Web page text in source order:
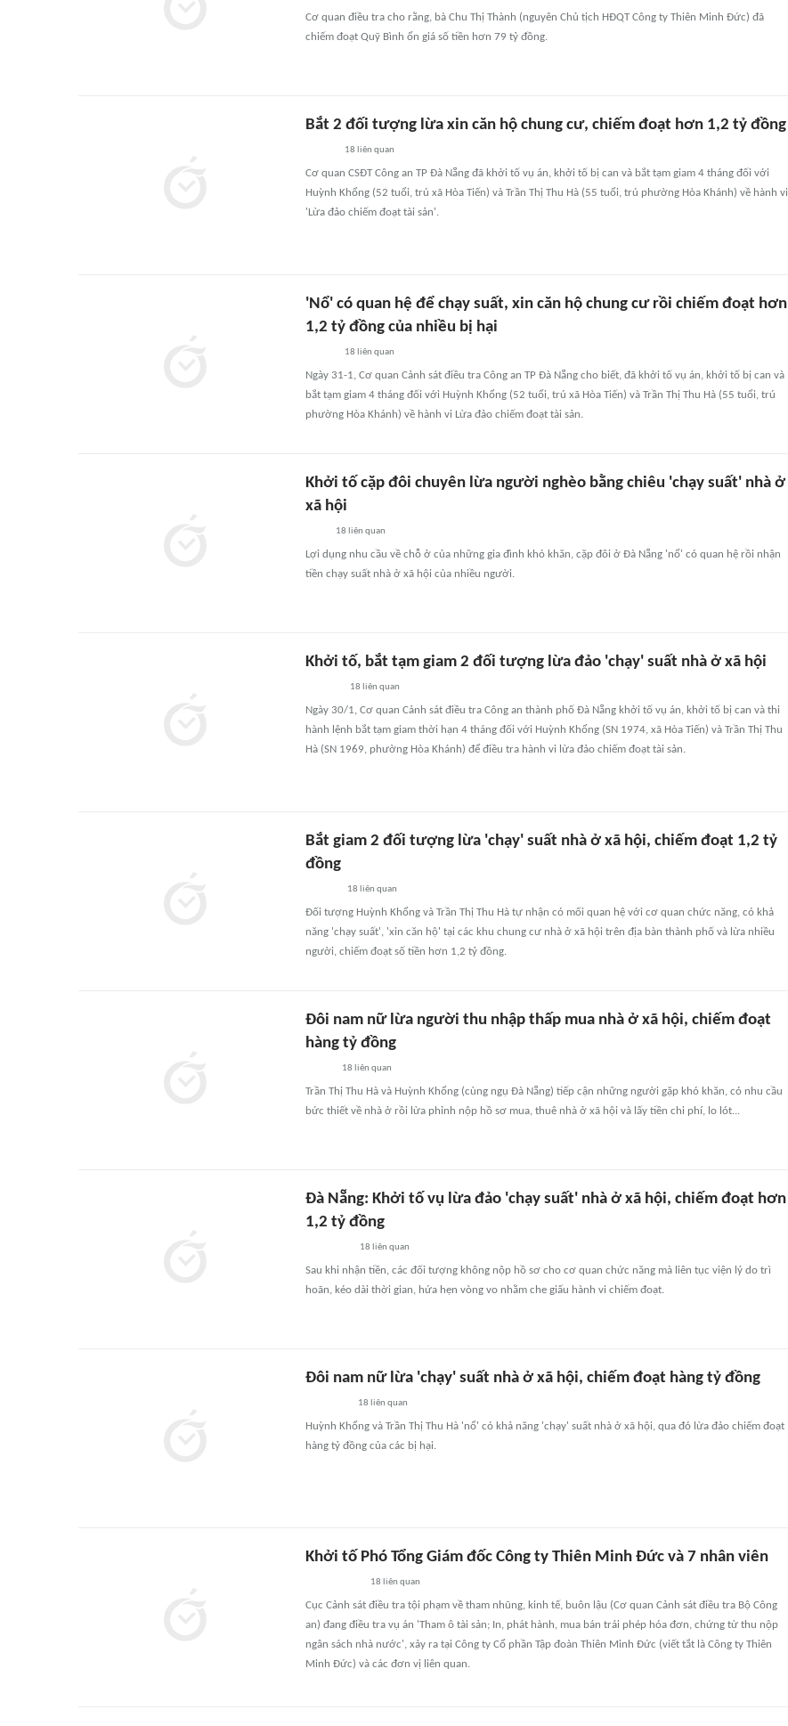
Cơ quan điều tra cho rằng, bà Chu Thị Thành (nguyên Chủ tịch HĐQT Công ty Thiên Minh Đức) đã
chiếm đoạt Quỹ Bình ổn giá số tiền hơn 79 tỷ đồng.
Bắt 2 đối tượng lừa xin căn hộ chung cư, chiếm đoạt hơn 1,2 tỷ đồng
18 liên quan
Cơ quan CSĐT Công an TP Đà Nẵng đã khởi tố vụ án, khởi tố bị can và bắt tạm giam 4 tháng đối với
Huỳnh Khổng (52 tuổi, trú xã Hòa Tiến) và Trần Thị Thu Hà (55 tuổi, trú phường Hòa Khánh) về hành vi
'Lừa đảo chiếm đoạt tài sản'.
'Nổ' có quan hệ để chạy suất, xin căn hộ chung cư rồi chiếm đoạt hơn
1,2 tỷ đồng của nhiều bị hại
18 liên quan
Ngày 31-1, Cơ quan Cảnh sát điều tra Công an TP Đà Nẵng cho biết, đã khởi tố vụ án, khởi tố bị can và
bắt tạm giam 4 tháng đối với Huỳnh Khổng (52 tuổi, trú xã Hòa Tiến) và Trần Thị Thu Hà (55 tuổi, trú
phường Hòa Khánh) về hành vi Lừa đảo chiếm đoạt tài sản.
Khởi tố cặp đôi chuyên lừa người nghèo bằng chiêu 'chạy suất' nhà ở
xã hội
18 liên quan
Lợi dụng nhu cầu về chỗ ở của những gia đình khó khăn, cặp đôi ở Đà Nẵng 'nổ' có quan hệ rồi nhận
tiền chạy suất nhà ở xã hội của nhiều người.
Khởi tố, bắt tạm giam 2 đối tượng lừa đảo 'chạy' suất nhà ở xã hội
18 liên quan
Ngày 30/1, Cơ quan Cảnh sát điều tra Công an thành phố Đà Nẵng khởi tố vụ án, khởi tố bị can và thi
hành lệnh bắt tạm giam thời hạn 4 tháng đối với Huỳnh Khổng (SN 1974, xã Hòa Tiến) và Trần Thị Thu
Hà (SN 1969, phường Hòa Khánh) để điều tra hành vi lừa đảo chiếm đoạt tài sản.
Bắt giam 2 đối tượng lừa 'chạy' suất nhà ở xã hội, chiếm đoạt 1,2 tỷ
đồng
18 liên quan
Đối tượng Huỳnh Khổng và Trần Thị Thu Hà tự nhận có mối quan hệ với cơ quan chức năng, có khả
năng 'chạy suất', 'xin căn hộ' tại các khu chung cư nhà ở xã hội trên địa bàn thành phố và lừa nhiều
người, chiếm đoạt số tiền hơn 1,2 tỷ đồng.
Đôi nam nữ lừa người thu nhập thấp mua nhà ở xã hội, chiếm đoạt
hàng tỷ đồng
18 liên quan
Trần Thị Thu Hà và Huỳnh Khổng (cùng ngụ Đà Nẵng) tiếp cận những người gặp khó khăn, có nhu cầu
bức thiết về nhà ở rồi lừa phỉnh nộp hồ sơ mua, thuê nhà ở xã hội và lấy tiền chi phí, lo lót...
Đà Nẵng: Khởi tố vụ lừa đảo 'chạy suất' nhà ở xã hội, chiếm đoạt hơn
1,2 tỷ đồng
18 liên quan
Sau khi nhận tiền, các đối tượng không nộp hồ sơ cho cơ quan chức năng mà liên tục viện lý do trì
hoãn, kéo dài thời gian, hứa hẹn vòng vo nhằm che giấu hành vi chiếm đoạt.
Đôi nam nữ lừa 'chạy' suất nhà ở xã hội, chiếm đoạt hàng tỷ đồng
18 liên quan
Huỳnh Khổng và Trần Thị Thu Hà 'nổ' có khả năng 'chạy' suất nhà ở xã hội, qua đó lừa đảo chiếm đoạt
hàng tỷ đồng của các bị hại.
Khởi tố Phó Tổng Giám đốc Công ty Thiên Minh Đức và 7 nhân viên
18 liên quan
Cục Cảnh sát điều tra tội phạm về tham nhũng, kinh tế, buôn lậu (Cơ quan Cảnh sát điều tra Bộ Công
an) đang điều tra vụ án 'Tham ô tài sản; In, phát hành, mua bán trái phép hóa đơn, chứng từ thu nộp
ngân sách nhà nước', xảy ra tại Công ty Cổ phần Tập đoàn Thiên Minh Đức (viết tắt là Công ty Thiên
Minh Đức) và các đơn vị liên quan.